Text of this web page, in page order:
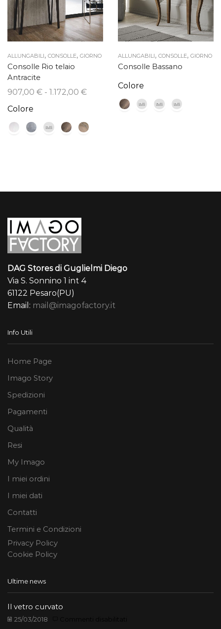
ALLUNGABILI, CONSOLLE, GIORNO
Consolle Rio telaio
Antracite
907,00 € - 1.172,00 €Fascia
da
Colore
ALLUNGABILI, CONSOLLE, GIORNO
Consolle Bassano
Colore
DAG Stores di Guglielmi Diego
Via S. Sonnino 1 int 4
61122 Pesaro(PU)
Email: mail@imagofactory.it
Info Utili
Home Page
Imago Story
Spedizioni
Pagamenti
Qualità
Resi
My Imago
I miei ordini
I miei dati
Contatti
Termini e Condizioni
Privacy Policy
Cookie Policy
Ultime news
Il vetro curvato
25/03/2018